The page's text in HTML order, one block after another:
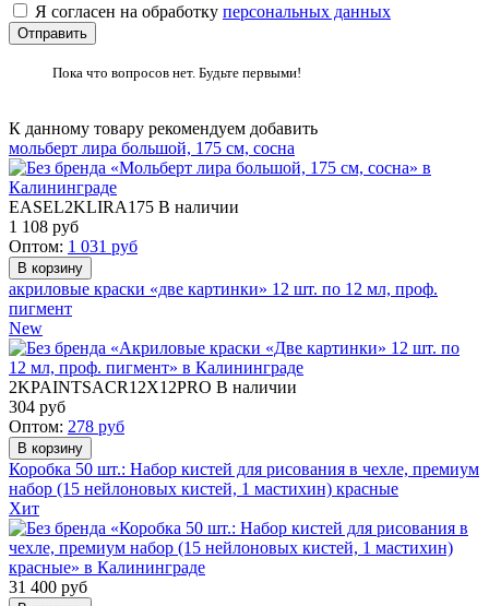
Я согласен на обработку персональных данных
Пока что вопросов нет. Будьте первыми!
К данному товару рекомендуем добавить
мольберт лира большой, 175 см, сосна
EASEL2KLIRA175 В наличии
1 108 руб
Оптом: 1 031 руб
акриловые краски «две картинки» 12 шт. по 12 мл, проф.
пигмент
New
2KPAINTSACR12X12PRO В наличии
304 руб
Оптом: 278 руб
Коробка 50 шт.: Набор кистей для рисования в чехле, премиум
набор (15 нейлоновых кистей, 1 мастихин) красные
Хит
31 400 руб